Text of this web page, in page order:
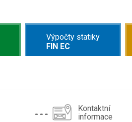
Výpočty statiky
FIN EC
Kontaktní
informace